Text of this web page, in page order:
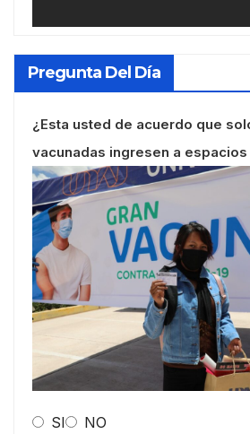
Pregunta Del Día
¿Esta usted de acuerdo que
vacunadas ingresen a
SI NO